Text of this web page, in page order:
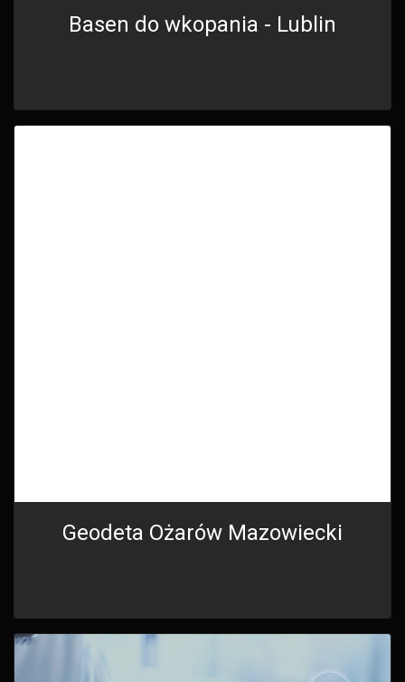
Basen do wkopania - Lublin
Geodeta Ożarów Mazowiecki